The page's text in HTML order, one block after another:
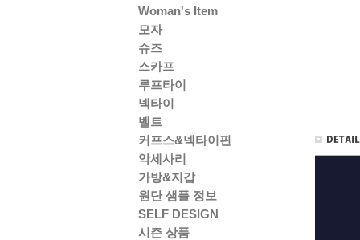
Woman's Item
모자
슈즈
스카프
루프타이
넥타이
벨트
커프스&넥타이핀
악세사리
가방&지갑
원단 샘플 정보
SELF DESIGN
시즌 상품